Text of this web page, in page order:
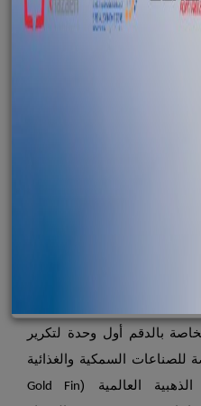
بالدقم
أول وحدة لتكرير
السمكية والغذائية
العالمية (Gold Fin